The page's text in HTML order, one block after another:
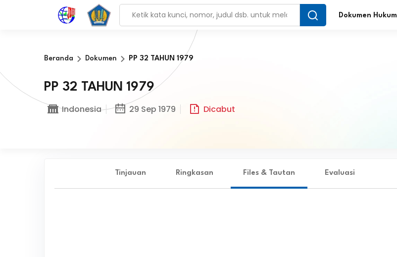
Dokumen Hukum
Simplifikasi Regulasi
Penelitian/Pengkajian Hukum
Beranda Dokumen PP 32 TAHUN 1979
PP 32 TAHUN 1979
Indonesia 29 Sep 1979 Dicabut
Tinjauan Ringkasan Files & Tautan Evaluasi